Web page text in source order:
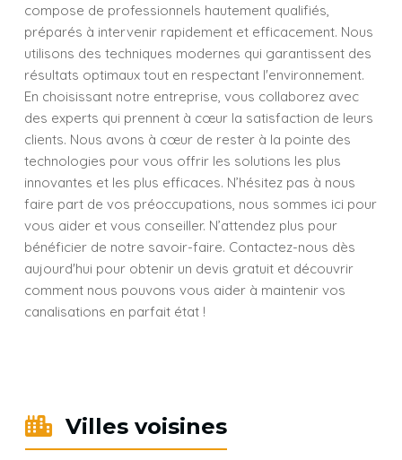
compose de professionnels hautement qualifiés,
préparés à intervenir rapidement et efficacement. Nous
utilisons des techniques modernes qui garantissent des
résultats optimaux tout en respectant l'environnement.
En choisissant notre entreprise, vous collaborez avec
des experts qui prennent à cœur la satisfaction de leurs
clients. Nous avons à cœur de rester à la pointe des
technologies pour vous offrir les solutions les plus
innovantes et les plus efficaces. N’hésitez pas à nous
faire part de vos préoccupations, nous sommes ici pour
vous aider et vous conseiller. N’attendez plus pour
bénéficier de notre savoir-faire. Contactez-nous dès
aujourd'hui pour obtenir un devis gratuit et découvrir
comment nous pouvons vous aider à maintenir vos
canalisations en parfait état !
Villes voisines